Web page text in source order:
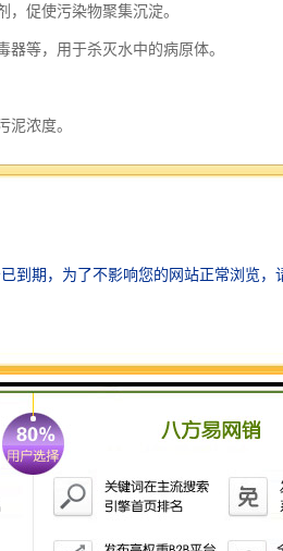
促使污染物聚集沉淀。
等，用于杀灭水中的病原体。
浓度。
，减少体积。
的各项指标，如pH值、浊度、COD等。
和智能化管理。
心的具体需求、污水水质和处理规模进
污水得到有效处理，以防止污染和传